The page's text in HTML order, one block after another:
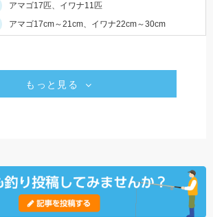
アマゴ17匹、イワナ11匹
アマゴ17cm～21cm、イワナ22cm～30cm
もっと見る